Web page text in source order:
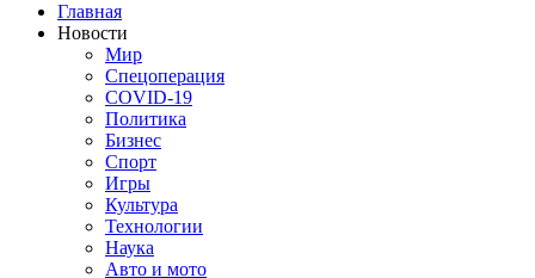
Главная
Новости
Мир
Спецоперация
COVID-19
Политика
Бизнес
Спорт
Игры
Культура
Технологии
Наука
Авто и мото